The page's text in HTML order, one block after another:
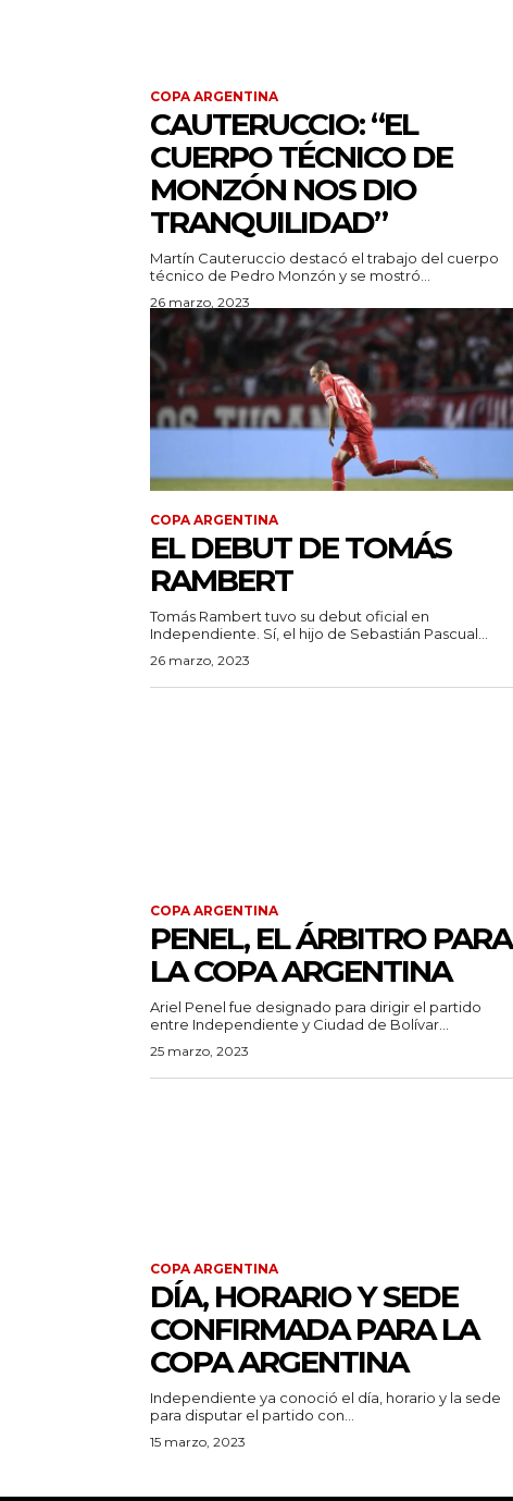
COPA ARGENTINA
CAUTERUCCIO: “EL
CUERPO TÉCNICO DE
MONZÓN NOS DIO
TRANQUILIDAD”
Martín Cauteruccio destacó el trabajo del cuerpo
técnico de Pedro Monzón y se mostró...
26 marzo, 2023
COPA ARGENTINA
EL DEBUT DE TOMÁS
RAMBERT
Tomás Rambert tuvo su debut oficial en
Independiente. Sí, el hijo de Sebastián Pascual...
26 marzo, 2023
COPA ARGENTINA
PENEL, EL ÁRBITRO PARA
LA COPA ARGENTINA
Ariel Penel fue designado para dirigir el partido
entre Independiente y Ciudad de Bolívar...
25 marzo, 2023
COPA ARGENTINA
DÍA, HORARIO Y SEDE
CONFIRMADA PARA LA
COPA ARGENTINA
Independiente ya conoció el día, horario y la sede
para disputar el partido con...
15 marzo, 2023